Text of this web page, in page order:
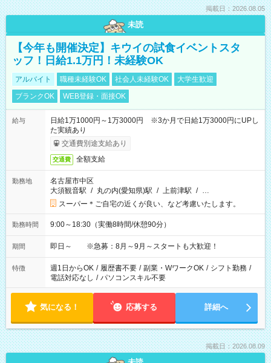
掲載日：2026.08.05
未読
【今年も開催決定】キウイの試食イベントスタ
ッフ！日給1.1万円！未経験OK
アルバイト 職種未経験OK 社会人未経験OK
大学生歓迎
ブランクOK
WEB登録・面接OK
給与
日給1万1000円～1万3000円 ※3か月で日給1万3000円にUPし
た実績あり
交通費別途支給あり
交通費 全額支給
勤務地
名古屋市中区
大須観音駅 / 丸の内(愛知県)駅 / 上前津駅 / …
スーパー＊ご自宅の近くが良い、など考慮いたします。
勤務時間 9:00～18:30（実働8時間/休憩90分）
期間 即日～ ※急募：8月～9月～スタートも大歓迎！
特徴 週1日からOK / 履歴書不要 / 副業・WワークOK / シフト勤務 /
電話対応なし / パソコンスキル不要
気になる！ 応募する 詳細へ
掲載日：2026.08.09